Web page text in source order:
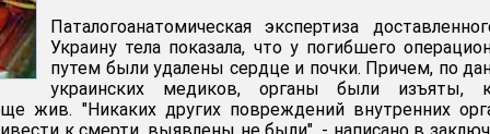
Паталогоанатомическая экспертиза
Украину тела показала, что у погибшего
путем были удалены сердце и почки. Причем, по
украинских медиков, органы были изъяты,
жив. "Никаких других повреждений внутренних